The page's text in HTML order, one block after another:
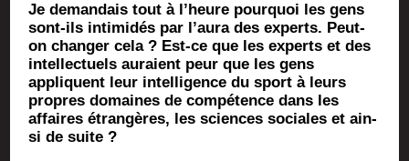
Je deman­dais tout à l’heure pour­quoi les gens
sont-ils inti­mi­dés par l’aura des experts. Peut-
on chan­ger cela ? Est-ce que les experts et des
intel­lec­tuels auraient peur que les gens
appliquent leur intel­li­gence du sport à leurs
propres domaines de com­pé­tence dans les
affaires étran­gères, les sciences sociales et ain­
si de suite ?